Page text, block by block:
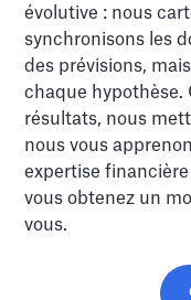
évolutive : nous
synchronisons les
des prévisions,
chaque hypothèse.
résultats, nous
nous vous
expertise
vous obtenez un
vous.